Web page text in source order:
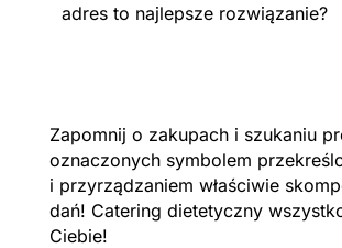
adres to najlepsze rozwiązanie?
Zapomnij o zakupach i szukaniu
oznaczonych symbolem
i przyrządzaniem właściwie
dań! Catering dietetyczny
Ciebie!